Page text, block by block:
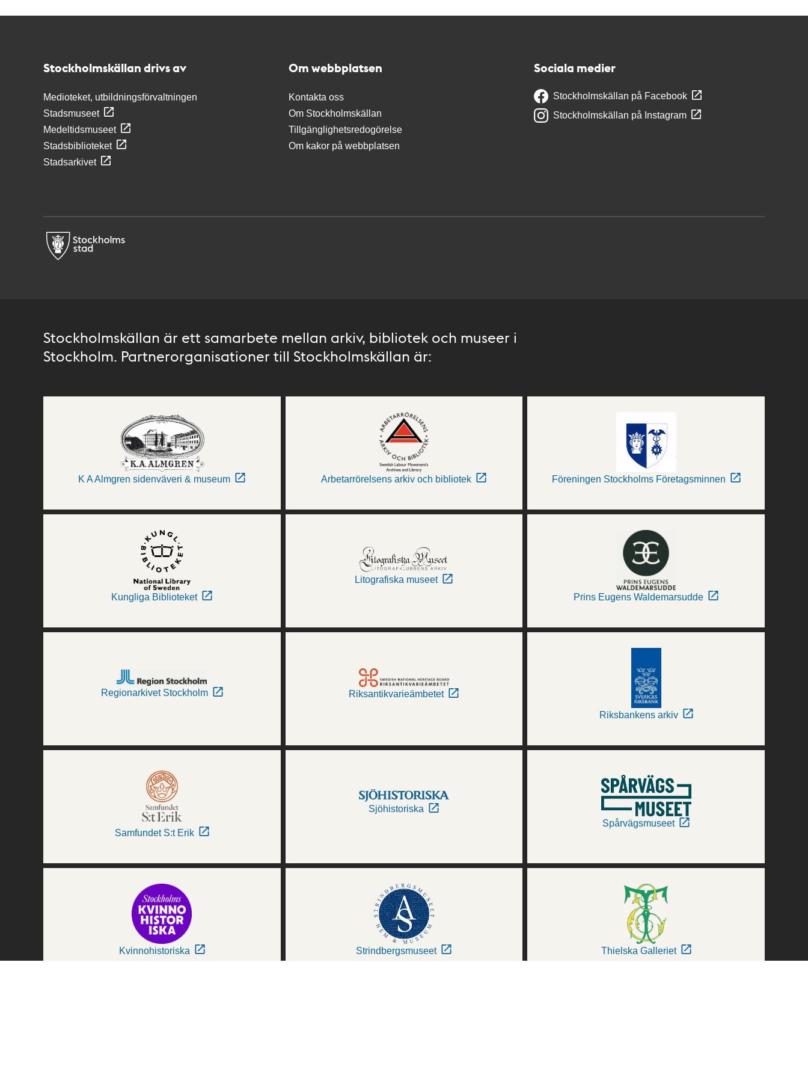
Stockholmskällan drivs av
Medioteket, utbildningsförvaltningen
Stadsmuseet
Medeltidsmuseet
Stadsbiblioteket
Stadsarkivet
Om webbplatsen
Kontakta oss
Om Stockholmskällan
Tillgänglighetsredogörelse
Om kakor på webbplatsen
Sociala medier
Stockholmskällan på Facebook
Stockholmskällan på Instagram
Stockholmskällan är ett samarbete mellan arkiv, bibliotek och museer i
Stockholm. Partnerorganisationer till Stockholmskällan är:
K A Almgren sidenväveri & museum Arbetarrörelsens arkiv och bibliotek Föreningen Stockholms Företagsminnen
Kungliga Biblioteket
Litografiska museet
Prins Eugens Waldemarsudde
Regionarkivet Stockholm Riksantikvarieämbetet
Riksbankens arkiv
Samfundet S:t Erik
Sjöhistoriska
Spårvägsmuseet
Kvinnohistoriska Strindbergsmuseet Thielska Galleriet